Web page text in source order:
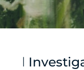
l